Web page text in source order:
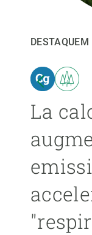
DESTAQUEM
La